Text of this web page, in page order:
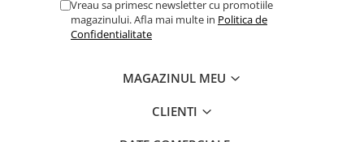
Microfoane pt Camere Video
Microfoane pt instalatii si
Vreau sa primesc newsletter cu promotiile
magazinului. Afla mai multe in Politica de
Confidentialitate
MAGAZINUL MEU
CLIENTI